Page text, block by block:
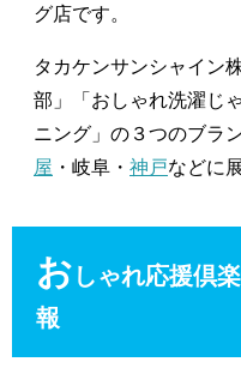
グ店です。
タカケンサンシャイン
部」「おしゃれ洗濯じ
ニング」の３つのブラ
屋 ・岐阜・ 神戸などに
お しゃれ応援倶
報